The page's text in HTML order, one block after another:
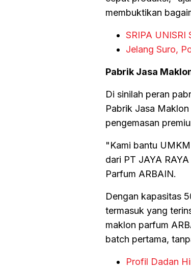
membuktikan
SRIPA
Jelang Suro,
Pabrik Jasa
Di sinilah peran
Pabrik Jasa
pengemasan
"Kami bantu
dari PT JAYA
Parfum ARBAIN.
Dengan kapasitas
termasuk yang
maklon parfum
batch pertama,
Profil Dadan